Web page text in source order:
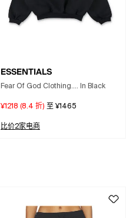
ESSENTIALS
Fear Of God Clothing.... In Black
¥1218 (8.4 折) 至 ¥1465
比价2家电商